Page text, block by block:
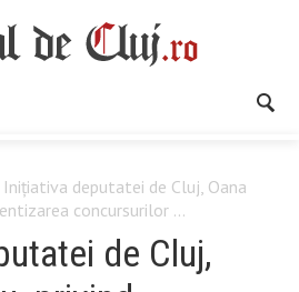
Inițiativa deputatei de Cluj, Oana
concursurilor ...
de Cluj,